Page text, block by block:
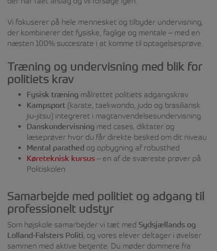
Vi fokuserer på hele mennesket og tilbyder undervisning,
der kombinerer det fysiske, faglige og mentale – med en
næsten 100% succesrate i at komme til optagelsesprøve.
Træning og undervisning med blik for
politiets krav
Fysisk træning målrettet politiets adgangskrav
Kampsport (karate, taekwondo, judo og brasiliansk
jiu-jitsu) integreret i magtanvendelsesundervisning
Danskundervisning med cases, diktater og
læseprøver hvor du får direkte besked om dit niveau
Mental parathed og opbygning af robusthed
Køreteknisk kursus – en af de sværeste prøver på
Politiskolen
Samarbejde med politiet og adgang til
professionelt udstyr
Som højskole samarbejder vi tæt med Sydsjællands og
Lolland-Falsters Politi , og vores elever deltager i øvelser
sammen med aktive betjente. Du møder dommere fra